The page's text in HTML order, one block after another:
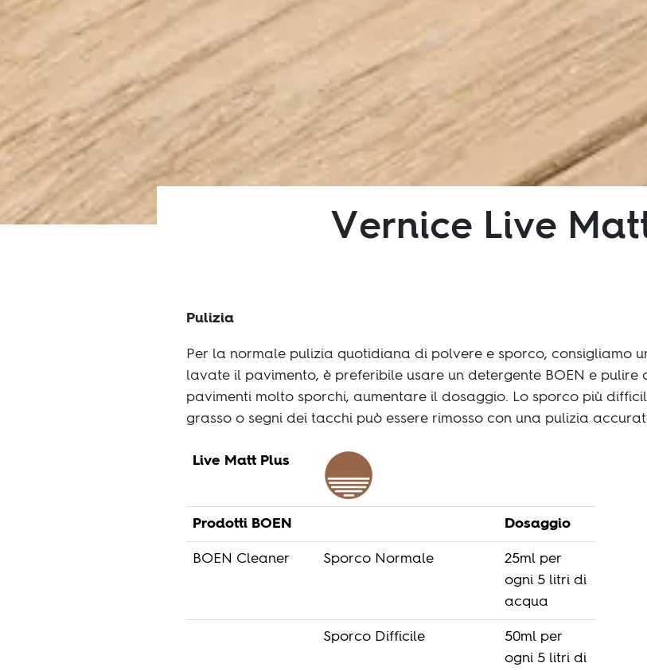
Vernice Live
Pulizia
Per la normale pulizia quotidiana di polvere e sporco, consigliamo
lavate il pavimento, è preferibile usare un detergente BOEN e pulire
pavimenti molto sporchi, aumentare il dosaggio. Lo sporco più
grasso o segni dei tacchi può essere rimosso con una pulizia
Live Matt Plus
Prodotti BOEN Dosaggio
BOEN Cleaner Sporco Normale
25ml per
ogni 5 litri di
acqua
Sporco Difficile
50ml per
ogni 5 litri di